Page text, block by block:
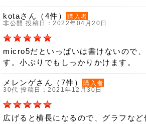
kotaさん（4件）
購入者
非公開 投稿日：2022年04月20日
micro5だといっぱいは書けないので
す。小ぶりでもしっかりかけます。
メレンゲさん（7件）
購入者
30代 投稿日：2021年12月30日
広げると横長になるので、グラフなど